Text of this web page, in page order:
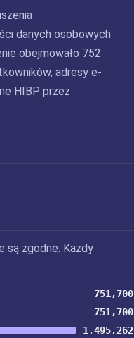
danych osobowych
obejmowało 752
adresy e-
HIBP przez
są zgodne. Każdy
751,700
751,700
1,495,262